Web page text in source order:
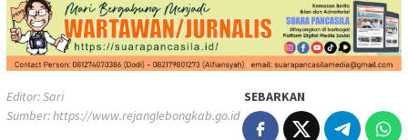
Editor: Sari
Sumber:https://www.rejanglebongkab.go.id
SEBARKAN